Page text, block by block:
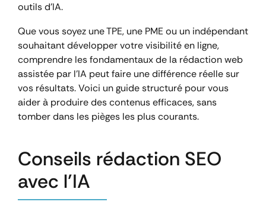
outils d’IA.
Que vous soyez une TPE, une PME ou un indépendant
souhaitant développer votre visibilité en ligne,
comprendre les fondamentaux de la rédaction web
assistée par l’IA peut faire une différence réelle sur
vos résultats. Voici un guide structuré pour vous
aider à produire des contenus efficaces, sans
tomber dans les pièges les plus courants.
Conseils rédaction SEO
avec l’IA